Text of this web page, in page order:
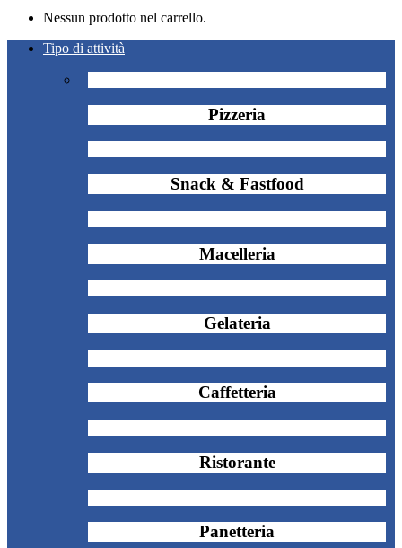
Nessun prodotto nel carrello.
Tipo di attività
Pizzeria
Snack & Fastfood
Macelleria
Gelateria
Caffetteria
Ristorante
Panetteria